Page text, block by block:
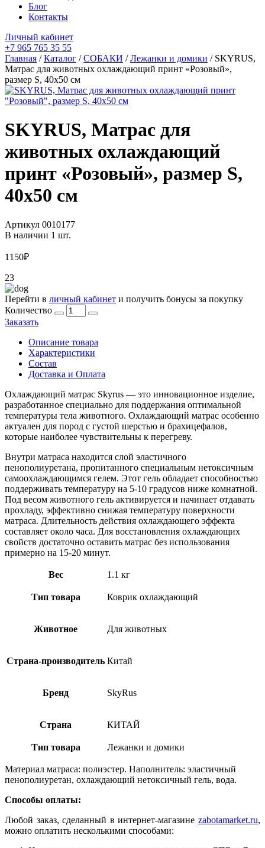
Блог
Контакты
Личный кабинет
+7 965 765 35 55
Главная /Каталог /СОБАКИ /Лежанки и домики / SKYRUS,
Матрас для животных охлаждающий принт «Розовый»,
размер S, 40х50 см
SKYRUS, Матрас для
животных охлаждающий
принт «Розовый», размер S,
40х50 см
Артикул 0010177
В наличии 1 шт.
1150₽
23
Перейти в личный кабинет и получить бонусы за покупку
Количество
Количество
товара
Матрас
для
охлаждающий
"Розовый",
размер
S,
40х50
см
Заказать
Описание товара
Характеристики
Состав
Доставка и Оплата
Охлаждающий матрас Skyrus — это инновационное изделие,
разработанное специально для поддержания оптимальной
температуры тела животного. Охлаждающий матрас особенно
актуален для пород с густой шерстью и брахицефалов,
которые наиболее чувствительны к перегреву.
Внутри матраса находится слой эластичного
пенополиуретана, пропитанного специальным нетоксичным
самоохлаждающимся гелем. Этот гель обладает способностью
поддерживать температуру на 5-10 градусов ниже комнатной.
Под весом животного гель активируется и начинает отдавать
прохладу, эффективно снижая температуру поверхности
матраса. Длительность действия охлаждающего эффекта
составляет около часа. Для восстановления охлаждающих
свойств достаточно оставить матрас без использования
примерно на 15-20 минут.
Вес 1.1 кг
Тип товара Коврик охлаждающий
Животное Для животных
Страна-производитель Китай
Бренд SkyRus
Страна КИТАЙ
Тип товара Лежанки и домики
Материал матраса: полиэстер. Наполнитель: эластичный
пенополиуретан, охлаждающий нетоксичный гель, вода.
Способы оплаты:
Любой заказ, сделанный в интернет-магазине zabotamarket.ru,
можно оплатить несколькими способами: